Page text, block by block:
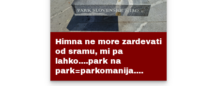
Himna ne more zardevati
od sramu, mi pa
lahko....park na
park=parkomanija....